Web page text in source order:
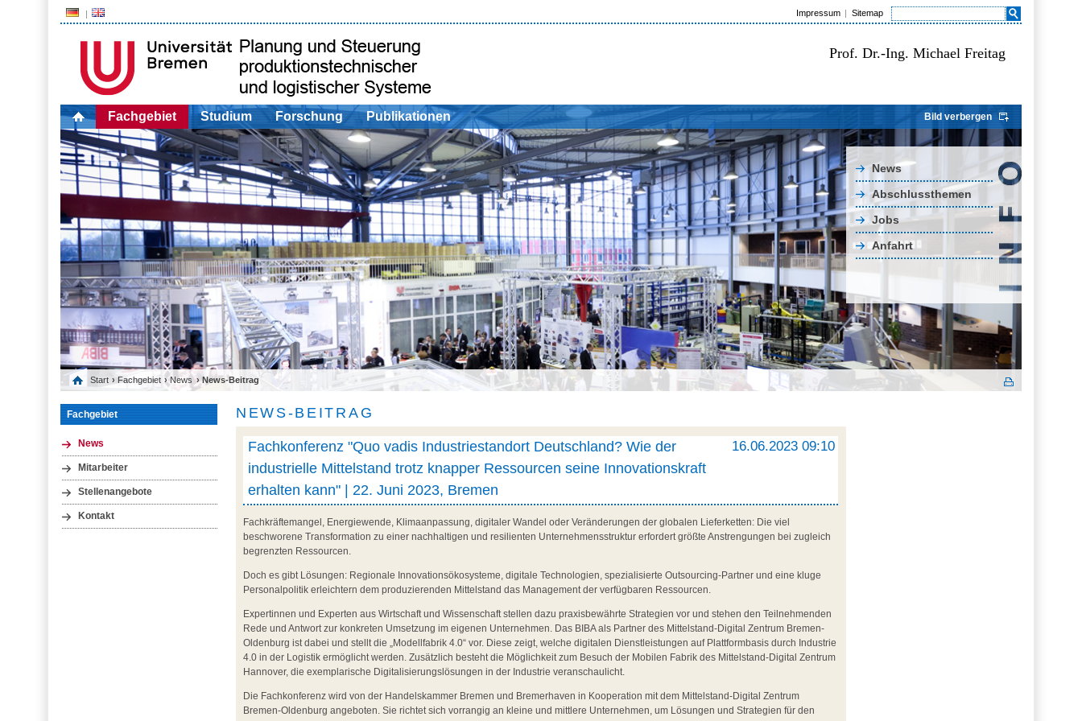
Impressum Sitemap
Prof. Dr.-Ing. Michael Freitag
Fachgebiet Studium Forschung Publikationen Bild verbergen
News
Abschlussthemen
Jobs
Anfahrt
Start › Fachgebiet ›News › News-Beitrag
Fachgebiet
News
Mitarbeiter
Stellenangebote
Kontakt
NEWS-BEITRAG
16.06.2023 09:10
Fachkonferenz "Quo vadis Industriestandort Deutschland? Wie der
industrielle Mittelstand trotz knapper Ressourcen seine Innovationskraft
erhalten kann" | 22. Juni 2023, Bremen
Fachkräftemangel, Energiewende, Klimaanpassung, digitaler Wandel oder Veränderungen der globalen Lieferketten: Die viel
beschworene Transformation zu einer nachhaltigen und resilienten Unternehmensstruktur erfordert größte Anstrengungen bei zugleich
begrenzten Ressourcen.
Doch es gibt Lösungen: Regionale Innovationsökosysteme, digitale Technologien, spezialisierte Outsourcing-Partner und eine kluge
Personalpolitik erleichtern dem produzierenden Mittelstand das Management der verfügbaren Ressourcen.
Expertinnen und Experten aus Wirtschaft und Wissenschaft stellen dazu praxisbewährte Strategien vor und stehen den Teilnehmenden
Rede und Antwort zur konkreten Umsetzung im eigenen Unternehmen. Das BIBA als Partner des Mittelstand-Digital Zentrum Bremen-
Oldenburg ist dabei und stellt die „Modellfabrik 4.0“ vor. Diese zeigt, welche digitalen Dienstleistungen auf Plattformbasis durch Industrie
4.0 in der Logistik ermöglicht werden. Zusätzlich besteht die Möglichkeit zum Besuch der Mobilen Fabrik des Mittelstand-Digital Zentrum
Hannover, die exemplarische Digitalisierungslösungen in der Industrie veranschaulicht.
Die Fachkonferenz wird von der Handelskammer Bremen und Bremerhaven in Kooperation mit dem Mittelstand-Digital Zentrum
Bremen-Oldenburg angeboten. Sie richtet sich vorrangig an kleine und mittlere Unternehmen, um Lösungen und Strategien für den